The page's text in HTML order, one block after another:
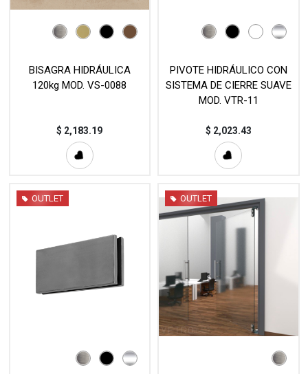
BISAGRA HIDRÁULICA
120kg MOD. VS-0088
$ 2,183.19
PIVOTE HIDRÁULICO CON
SISTEMA DE CIERRE SUAVE
MOD. VTR-11
$ 2,023.43
OUTLET OUTLET